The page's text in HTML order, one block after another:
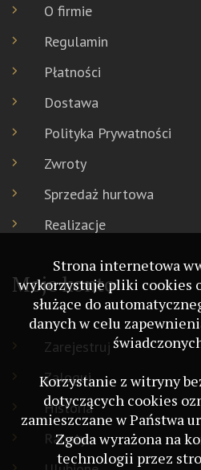
O firmie
Regulamin
Płatności
Dostawa
Polityka Prywatności
Zwroty
Sprzedaż hurtowa
Realizacje
Moje konto
Zarejestruj
Zaloguj
Historia
Rabaty
Strona internetowa
wykorzystuje pliki cookies
służące do
danych w celu
Korzystanie z witryny
dotyczących cookies
zamieszczane w Państwa
Zgoda wyrażona na
technologii przez